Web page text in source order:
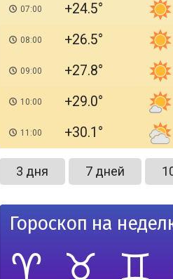
07:00 +24.5
08:00 +26.5
09:00 +27.8
10:00 +29.0
11:00 +30.1
3 дня 7 дней
Гороскоп на